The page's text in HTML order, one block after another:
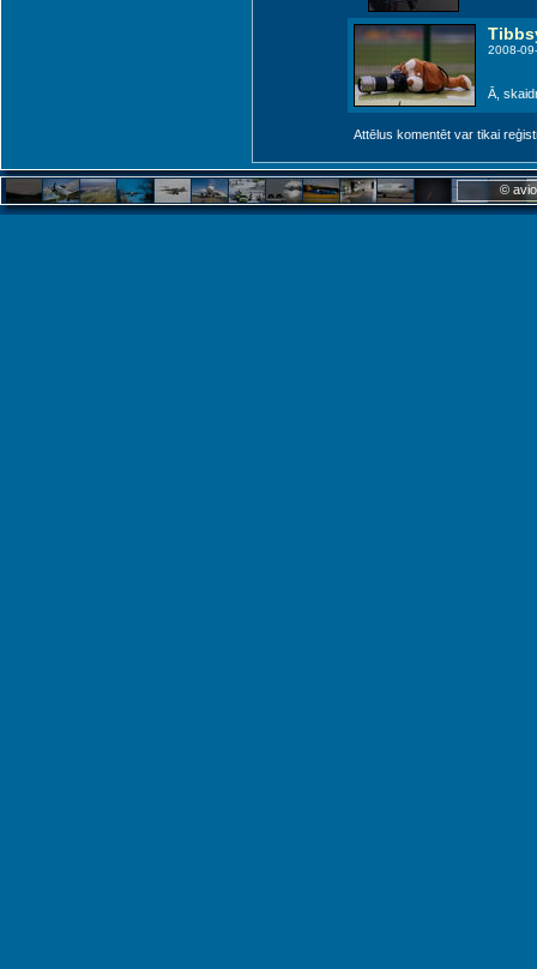
2008-
Ā,
Attēlus komentēt var tikai
©